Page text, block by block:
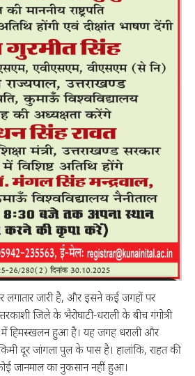
लगातार जारी है, और इसने कई जगहों पर
जिले के भैरोघाटी-धराली के बीच गंगोत्री
में हिमस्खलन हुआ है। यह जगह धराली और
दूर जांगला पुल के पास है। हालांकि, राहत की
जानमाल का नुकसान नहीं हुआ।